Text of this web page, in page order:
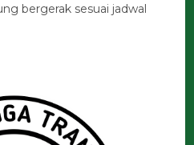
bergerak sesuai jadwal